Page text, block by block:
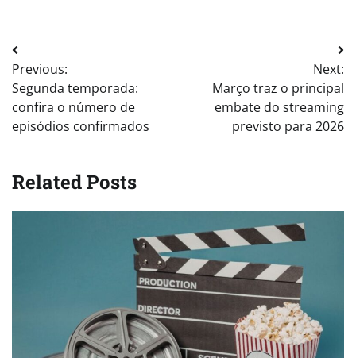
Post
navigation
Previous:
Segunda temporada:
confira o número de
episódios confirmados
Next:
Março traz o principal
embate do streaming
previsto para 2026
Related Posts